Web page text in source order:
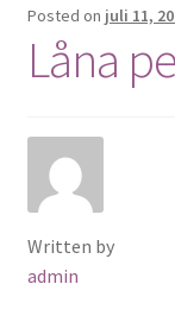
Posted on juli 11,
Låna
Written by
admin